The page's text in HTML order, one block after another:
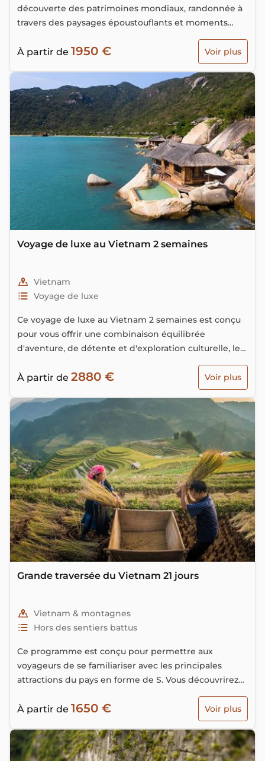
découverte des patrimoines mondiaux, randonnée à
travers des paysages époustouflants et moments
conviviaux avec des habitants très accueillants. De
Hanoi avec son passé si riche et les deux fameuses
baie d’Halong aux spectaculaires temples d’Angkor,
témoins d’une civilisation perdue, ce circuit dont les
beautés cachées se révèleront à vous.
À partir de 1950 € Voir plus
Voyage de luxe au Vietnam 2 semaines
Vietnam
Voyage de luxe
Ce voyage de luxe au Vietnam 2 semaines est conçu
pour vous offrir une combinaison équilibrée
d'aventure, de détente et d'exploration culturelle, le
tout avec un service haut de gamme, hôtel chic et
charme, cuisine raffinée pour une expérience
À partir de 2880 € Voir plus
Grande traversée du Vietnam 21 jours
Vietnam & montagnes
Hors des sentiers battus
Ce programme est conçu pour permettre aux
voyageurs de se familiariser avec les principales
attractions du pays en forme de S. Vous découvrirez
d’abord les hautes montagnes du nord-ouest où
existent des magnifiques rizières et villages des
À partir de 1650 € Voir plus